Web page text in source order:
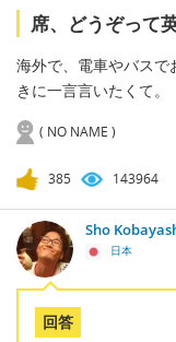
席、どうぞって
海外で、電車やバスで
きに一言言いたくて。
( NO NAME )
385 143964
Sho
日本
回答